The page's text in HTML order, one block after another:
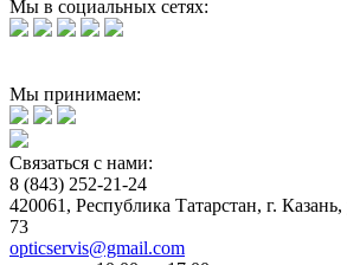
Мы в социальных сетях:
Мы принимаем:
Связаться с нами:
8 (843) 252-21-24
420061, Республика Татарстан, г.
73
opticservis@gmail.com